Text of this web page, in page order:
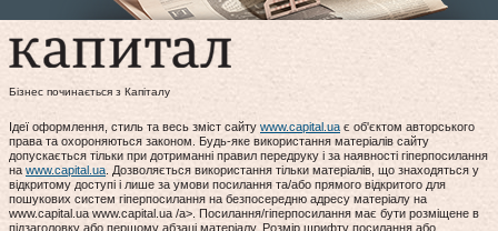
Бізнес починається з Капіталу
Ідеї оформлення, стиль та весь зміст сайту www.capital.ua є об'єктом авторського
права та охороняються законом. Будь-яке використання матеріалів сайту
допускається тільки при дотриманні правил передруку і за наявності гіперпосилання
на www.capital.ua. Дозволяється використання тільки матеріалів, що знаходяться у
відкритому доступі і лише за умови посилання та/або прямого відкритого для
пошукових систем гіперпосилання на безпосередню адресу матеріалу на
www.capital.ua www.capital.ua /a>. Посилання/гіперпосилання має бути розміщене в
підзаголовку або першому абзаці матеріалу. Розмір шрифту посилання або